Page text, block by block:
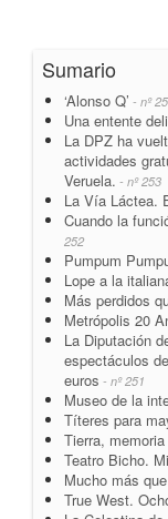
Sumario
‘Alonso Q’ - nº
Una entente
La DPZ ha
actividades
Veruela. - nº 253
La Vía Láctea.
Cuando la
252
Pumpum
Lope a la
Más perdidos
Metrópolis 20
La Diputación
espectáculos
euros - nº 251
Museo de la
Títeres para
Tierra,
Teatro Bicho.
Mucho más
True West.